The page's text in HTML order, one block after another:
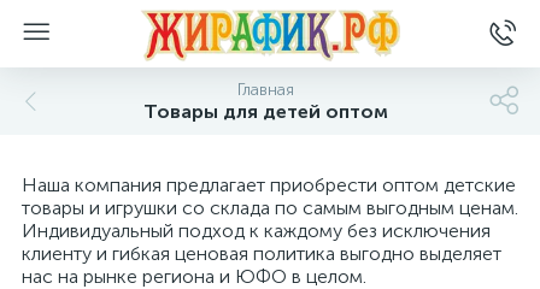
Главная
Товары для детей оптом
Наша компания предлагает приобрести оптом детские
товары и игрушки со склада по самым выгодным ценам.
Индивидуальный подход к каждому без исключения
клиенту и гибкая ценовая политика выгодно выделяет
нас на рынке региона и ЮФО в целом.